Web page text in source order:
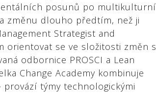
posunů po multikulturní
změnu dlouho předtím, než ji
Strategist and
orientovat se ve složitosti změn s
odbornice PROSCI a Lean
Change Academy kombinuje
týmy technologickými